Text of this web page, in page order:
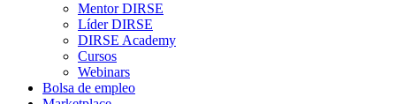
Mentor DIRSE
Líder DIRSE
DIRSE Academy
Cursos
Webinars
Bolsa de empleo